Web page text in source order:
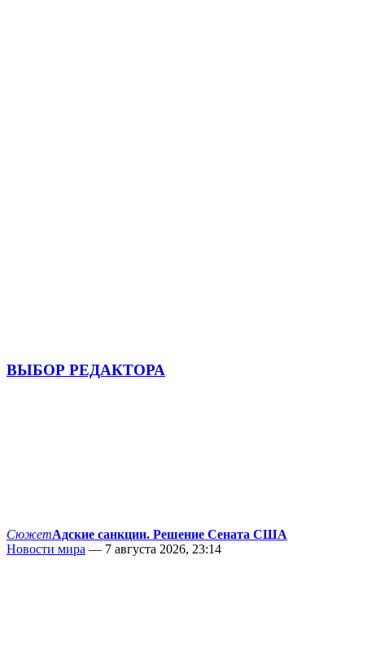
ВЫБОР РЕДАКТОРА
СюжетАдские санкции. Решение Сената США
Новости мира — 7 августа 2026, 23:14